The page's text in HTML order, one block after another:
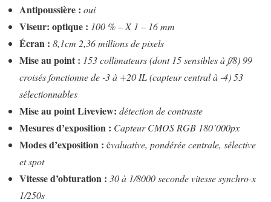
Antipoussière : oui
Viseur: optique : 100 % – X 1 – 16 mm
Écran : 8,1cm 2,36 millions de pixels
Mise au point : 153 collimateurs (dont 15 sensibles à f/8) 99
croisés fonctionne de -3 à +20 IL (capteur central à -4) 53
sélectionnables
Mise au point Liveview: détection de contraste
Mesures d’exposition : Capteur CMOS RGB 180’000px
Modes d’exposition : évaluative, pondérée centrale, sélective
et spot
Vitesse d’obturation : 30 à 1/8000 seconde vitesse synchro-x
1/250s